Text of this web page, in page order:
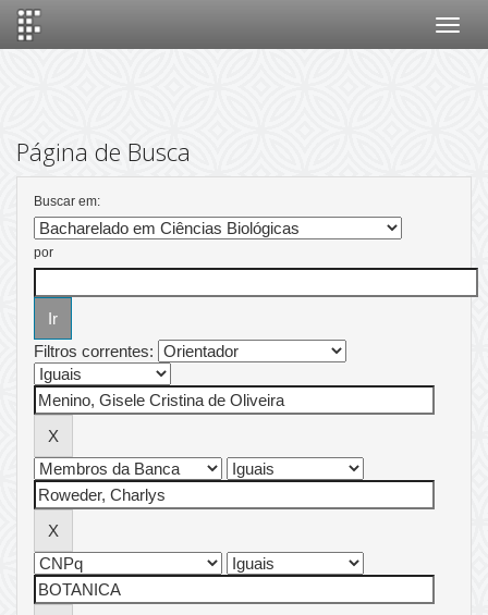
Página de Busca
Buscar em:
por
Filtros correntes: